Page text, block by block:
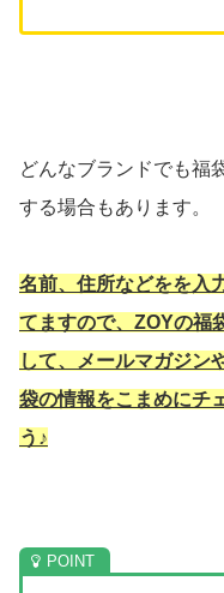
どんなブランドでも福
する場合もあります。
名前、住所などをを入
てますので、ZOYの福
して、メールマガジン
袋の情報をこまめにチ
う♪